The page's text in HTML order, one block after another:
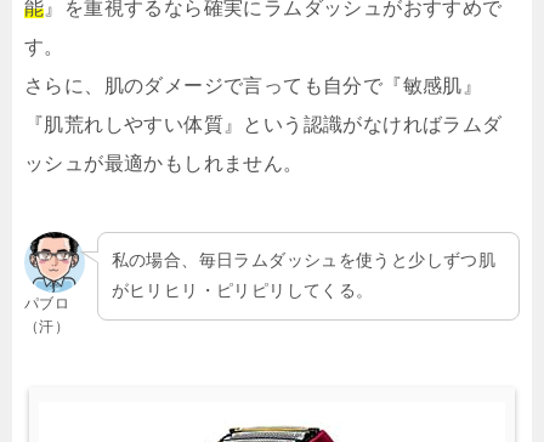
能 』を重視するなら確実にラムダッシュがおすすめで
す。
さらに、肌のダメージで言っても自分で『敏感肌』
『肌荒れしやすい体質』という認識がなければラムダ
ッシュが最適かもしれません。
パブロ
（汗）
私の場合、毎日ラムダッシュを使うと少しずつ肌
がヒリヒリ・ピリピリしてくる。